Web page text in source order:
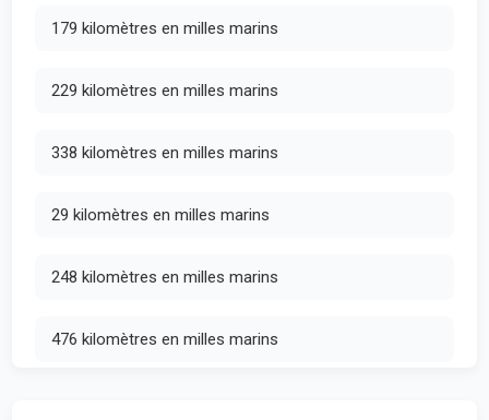
179 kilomètres en milles marins
229 kilomètres en milles marins
338 kilomètres en milles marins
29 kilomètres en milles marins
248 kilomètres en milles marins
476 kilomètres en milles marins